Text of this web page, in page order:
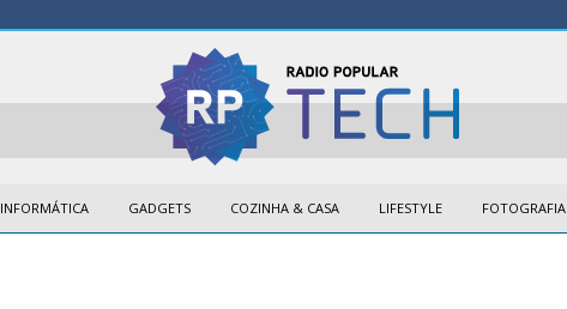
INFORMÁTICA GADGETS COZINHA & CASA LIFESTYLE FOTOGRAFIA